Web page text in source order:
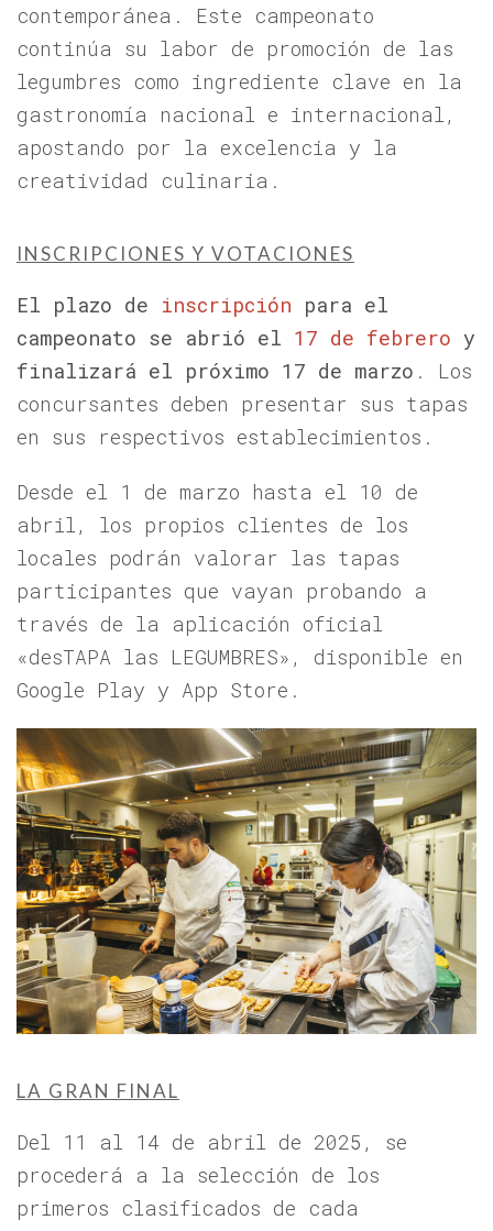
contemporánea. Este campeonato
continúa su labor de promoción de las
legumbres como ingrediente clave en la
gastronomía nacional e internacional,
apostando por la excelencia y la
creatividad culinaria.
INSCRIPCIONES Y VOTACIONES
El plazo de inscripción para el
campeonato se abrió el 17 de febrero y
finalizará el próximo 17 de marzo . Los
concursantes deben presentar sus tapas
en sus respectivos establecimientos.
Desde el 1 de marzo hasta el 10 de
abril, los propios clientes de los
locales podrán valorar las tapas
participantes que vayan probando a
través de la aplicación oficial
«desTAPA las LEGUMBRES», disponible en
Google Play y App Store.
LA GRAN FINAL
Del 11 al 14 de abril de 2025, se
procederá a la selección de los
primeros clasificados de cada